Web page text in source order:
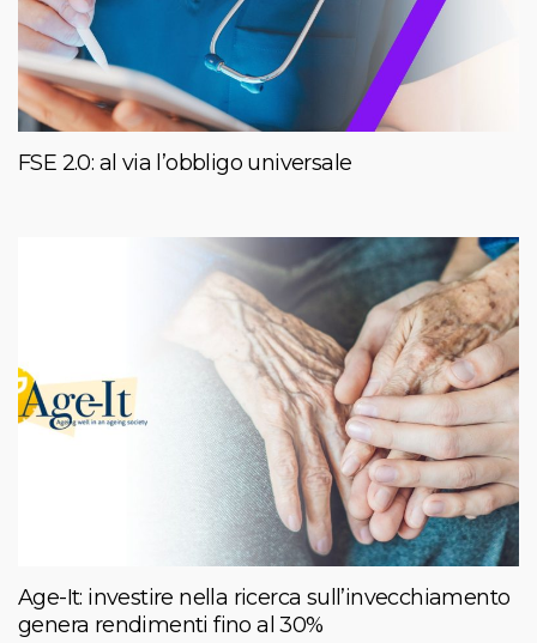
FSE 2.0: al via l’obbligo universale
Age-It: investire nella ricerca sull’invecchiamento
genera rendimenti fino al 30%